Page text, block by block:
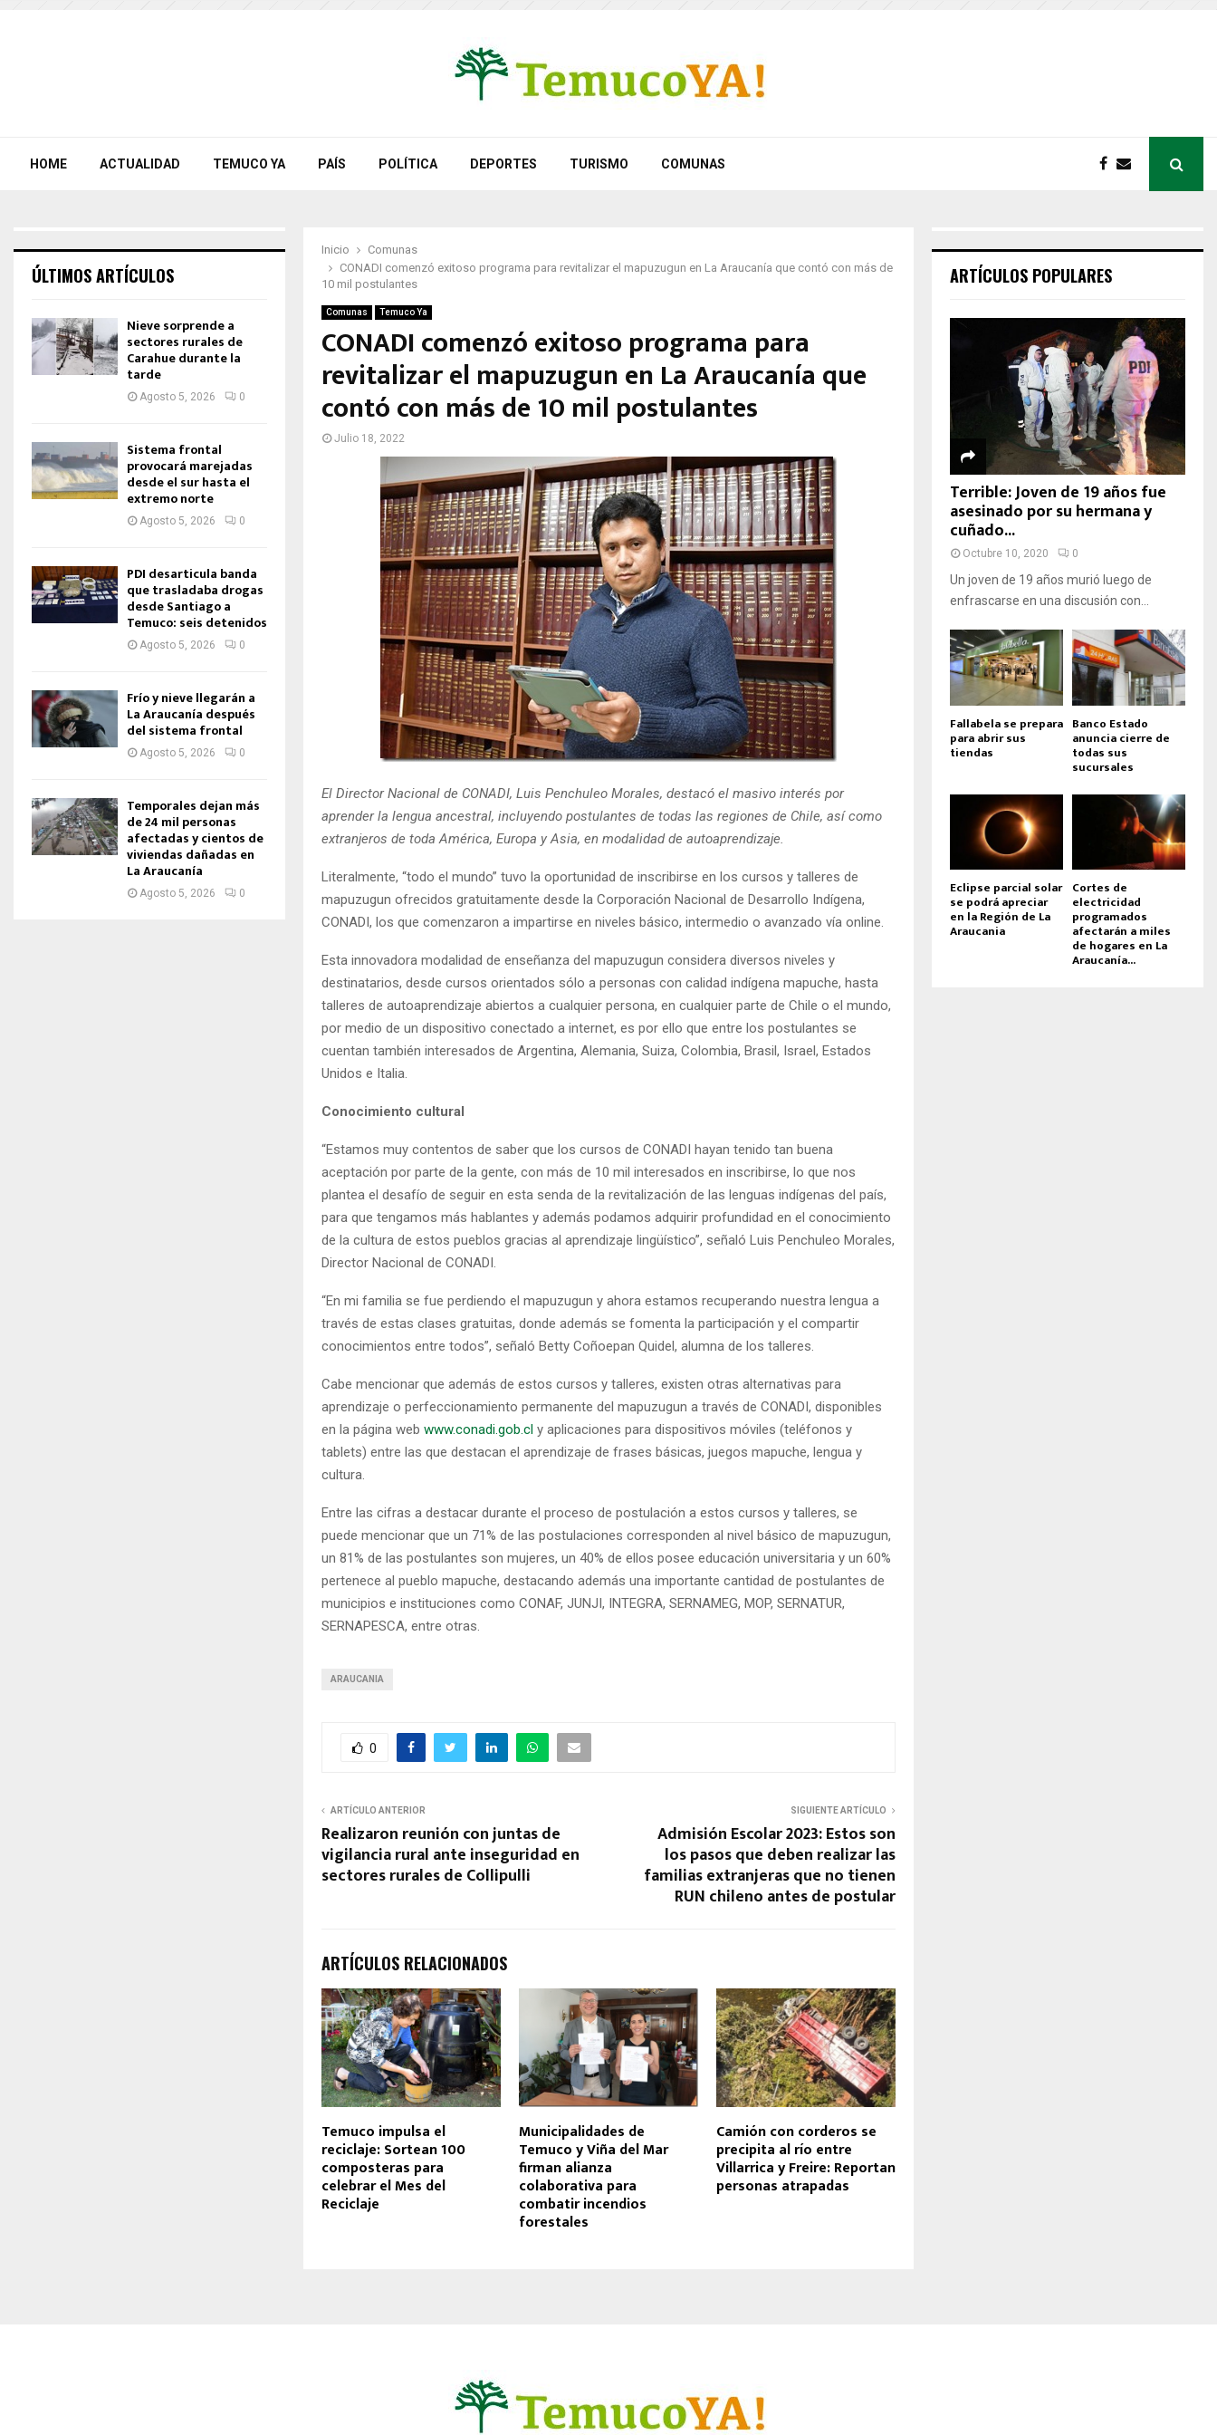
HOME ACTUALIDAD TEMUCO YA PAÍS POLÍTICA DEPORTES TURISMO COMUNAS
Inicio
Comunas
CONADI comenzó exitoso programa para revitalizar el mapuzugun en La Araucanía que contó con más de
10 mil postulantes
Comunas Temuco Ya
CONADI comenzó exitoso programa para
revitalizar el mapuzugun en La Araucanía que
contó con más de 10 mil postulantes
Julio 18, 2022
El Director Nacional de CONADI, Luis Penchuleo Morales, destacó el masivo interés por
aprender la lengua ancestral, incluyendo postulantes de todas las regiones de Chile, así como
extranjeros de toda América, Europa y Asia, en modalidad de autoaprendizaje.
Literalmente, “todo el mundo” tuvo la oportunidad de inscribirse en los cursos y talleres de
mapuzugun ofrecidos gratuitamente desde la Corporación Nacional de Desarrollo Indígena,
CONADI, los que comenzaron a impartirse en niveles básico, intermedio o avanzado vía online.
Esta innovadora modalidad de enseñanza del mapuzugun considera diversos niveles y
destinatarios, desde cursos orientados sólo a personas con calidad indígena mapuche, hasta
talleres de autoaprendizaje abiertos a cualquier persona, en cualquier parte de Chile o el mundo,
por medio de un dispositivo conectado a internet, es por ello que entre los postulantes se
cuentan también interesados de Argentina, Alemania, Suiza, Colombia, Brasil, Israel, Estados
Unidos e Italia.
Conocimiento cultural
“Estamos muy contentos de saber que los cursos de CONADI hayan tenido tan buena
aceptación por parte de la gente, con más de 10 mil interesados en inscribirse, lo que nos
plantea el desafío de seguir en esta senda de la revitalización de las lenguas indígenas del país,
para que tengamos más hablantes y además podamos adquirir profundidad en el conocimiento
de la cultura de estos pueblos gracias al aprendizaje lingüístico”, señaló Luis Penchuleo Morales,
Director Nacional de CONADI.
“En mi familia se fue perdiendo el mapuzugun y ahora estamos recuperando nuestra lengua a
través de estas clases gratuitas, donde además se fomenta la participación y el compartir
conocimientos entre todos”, señaló Betty Coñoepan Quidel, alumna de los talleres.
Cabe mencionar que además de estos cursos y talleres, existen otras alternativas para
aprendizaje o perfeccionamiento permanente del mapuzugun a través de CONADI, disponibles
en la página web www.conadi.gob.cl y aplicaciones para dispositivos móviles (teléfonos y
tablets) entre las que destacan el aprendizaje de frases básicas, juegos mapuche, lengua y
cultura.
Entre las cifras a destacar durante el proceso de postulación a estos cursos y talleres, se
puede mencionar que un 71% de las postulaciones corresponden al nivel básico de mapuzugun,
un 81% de las postulantes son mujeres, un 40% de ellos posee educación universitaria y un 60%
pertenece al pueblo mapuche, destacando además una importante cantidad de postulantes de
municipios e instituciones como CONAF, JUNJI, INTEGRA, SERNAMEG, MOP, SERNATUR,
SERNAPESCA, entre otras.
ARAUCANIA
0
ARTÍCULO ANTERIOR
Realizaron reunión con juntas de
vigilancia rural ante inseguridad en
sectores rurales de Collipulli
SIGUIENTE ARTÍCULO
Admisión Escolar 2023: Estos son
los pasos que deben realizar las
familias extranjeras que no tienen
RUN chileno antes de postular
ARTÍCULOS RELACIONADOS
Temuco impulsa el
reciclaje: Sortean 100
composteras para
celebrar el Mes del
Reciclaje
Municipalidades de
Temuco y Viña del Mar
firman alianza
colaborativa para
combatir incendios
forestales
Camión con corderos se
precipita al río entre
Villarrica y Freire: Reportan
personas atrapadas
ÚLTIMOS ARTÍCULOS
Nieve sorprende a
sectores rurales de
Carahue durante la
tarde
Agosto 5, 2026 0
Sistema frontal
provocará marejadas
desde el sur hasta el
extremo norte
Agosto 5, 2026 0
PDI desarticula banda
que trasladaba drogas
desde Santiago a
Temuco: seis detenidos
Agosto 5, 2026 0
Frío y nieve llegarán a
La Araucanía después
del sistema frontal
Agosto 5, 2026 0
Temporales dejan más
de 24 mil personas
afectadas y cientos de
viviendas dañadas en
La Araucanía
Agosto 5, 2026 0
ARTÍCULOS POPULARES
Terrible: Joven de 19 años fue
asesinado por su hermana y
cuñado...
Octubre 10, 2020 0
Un joven de 19 años murió luego de
enfrascarse en una discusión con...
Fallabela se prepara
para abrir sus
tiendas
Banco Estado
anuncia cierre de
todas sus
sucursales
Eclipse parcial solar
se podrá apreciar
en la Región de La
Araucania
Cortes de
electricidad
programados
afectarán a miles
de hogares en La
Araucanía...